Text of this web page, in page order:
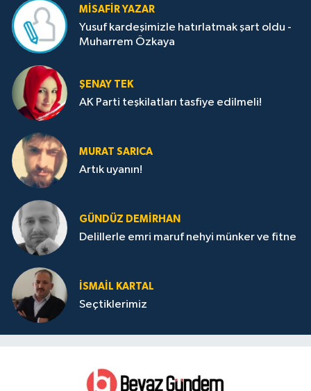
MISAFIR YAZAR
Yusuf kardeşimizle hatırlatmak şart oldu -
Muharrem Özkaya
ŞENAY TEK
AK Parti teşkilatları tasfiye edilmeli!
MURAT SARICA
Artık uyanın!
GÜNDÜZ DEMIRHAN
Delillerle emri maruf nehyi münker ve fitne
İSMAIL KARTAL
Seçtiklerimiz